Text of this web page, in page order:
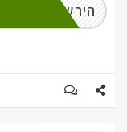
הירשמו לניוזלטר